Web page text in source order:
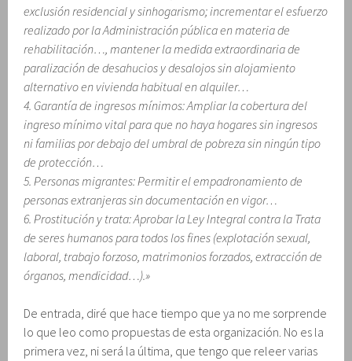
exclusión residencial y sinhogarismo; incrementar el esfuerzo
realizado por la Administración pública en materia de
rehabilitación…, mantener la medida extraordinaria de
paralización de desahucios y desalojos sin alojamiento
alternativo en vivienda habitual en alquiler…
4. Garantía de ingresos mínimos: Ampliar la cobertura del
ingreso mínimo vital para que no haya hogares sin ingresos
ni familias por debajo del umbral de pobreza sin ningún tipo
de protección…
5. Personas migrantes: Permitir el empadronamiento de
personas extranjeras sin documentación en vigor…
6. Prostitución y trata: Aprobar la Ley Integral contra la Trata
de seres humanos para todos los fines (explotación sexual,
laboral, trabajo forzoso, matrimonios forzados, extracción de
órganos, mendicidad…).»
De entrada, diré que hace tiempo que ya no me sorprende
lo que leo como propuestas de esta organización. No es la
primera vez, ni será la última, que tengo que releer varias